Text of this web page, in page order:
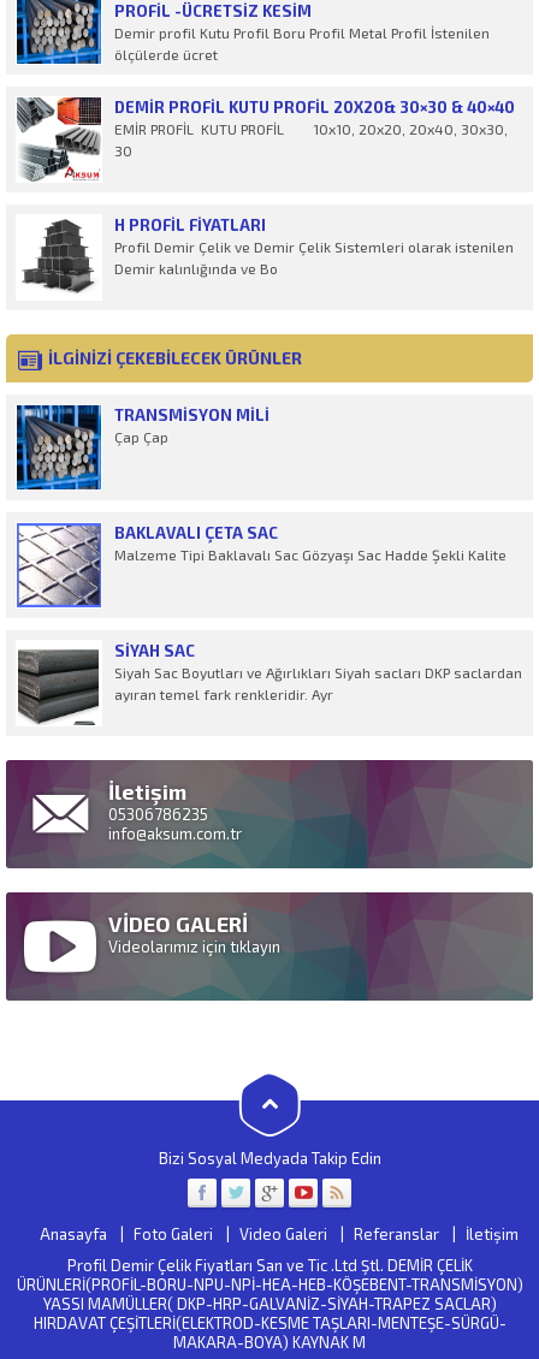
PROFIL -ÜCRETSİZ KESİM
Demir profil Kutu Profil Boru Profil Metal Profil İstenilen
ölçülerde ücret
DEMIR PROFIL KUTU PROFIL 20X20& 30×30 & 40×40
EMİR PROFİL KUTU PROFİL 10x10, 20x20, 20x40, 30x30,
30
H PROFİL FIYATLARI
Profil Demir Çelik ve Demir Çelik Sistemleri olarak istenilen
Demir kalınlığında ve Bo
İLGİNİZİ ÇEKEBİLECEK ÜRÜNLER
TRANSMISYON MILI
Çap Çap
BAKLAVALI ÇETA SAC
Malzeme Tipi Baklavalı Sac Gözyaşı Sac Hadde Şekli Kalite
SIYAH SAC
Siyah Sac Boyutları ve Ağırlıkları Siyah sacları DKP saclardan
ayıran temel fark renkleridir. Ayr
İletişim
05306786235
info@aksum.com.tr
VİDEO GALERİ
Videolarımız için tıklayın
Bizi Sosyal Medyada Takip Edin
Anasayfa Foto Galeri Video Galeri Referanslar
İletişim
Profil Demir Çelik Fiyatları San ve Tic .Ltd Ştl. DEMİR ÇELİK
ÜRÜNLERİ(PROFİL-BORU-NPU-NPİ-HEA-HEB-KÖŞEBENT-TRANSMİSYON)
YASSI MAMÜLLER( DKP-HRP-GALVANİZ-SİYAH-TRAPEZ SACLAR)
HIRDAVAT ÇEŞİTLERİ(ELEKTROD-KESME TAŞLARI-MENTEŞE-SÜRGÜ-
MAKARA-BOYA) KAYNAK M